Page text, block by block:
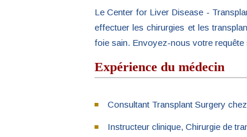
Le Center for Liver Disease -
effectuer les chirurgies et les
foie sain. Envoyez-nous votre
Expérience du médecin
Consultant Transplant Surgery
Instructeur clinique, Chirurgie de